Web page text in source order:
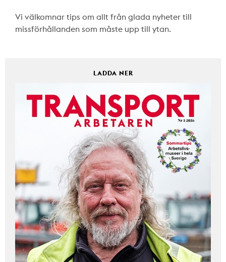
Vi välkomnar tips om allt från glada nyheter till
missförhållanden som måste upp till ytan.
LADDA NER